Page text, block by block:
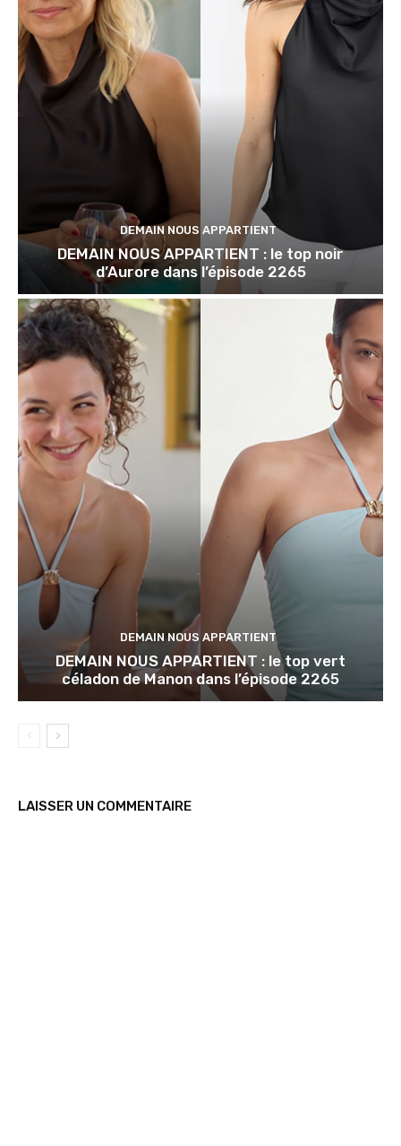
DEMAIN NOUS APPARTIENT
DEMAIN NOUS APPARTIENT : le top noir
d’Aurore dans l’épisode 2265
DEMAIN NOUS APPARTIENT
DEMAIN NOUS APPARTIENT : le top vert
céladon de Manon dans l’épisode 2265
LAISSER UN COMMENTAIRE